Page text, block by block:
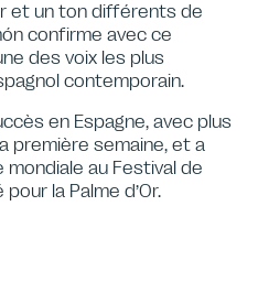
et un ton différents de
confirme avec ce
des voix les plus
contemporain.
en Espagne, avec plus
première semaine, et a
au Festival de
la Palme d’Or.